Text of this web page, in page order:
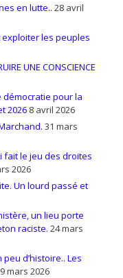
en lutte.. 28 avril
les peuples
UNE CONSCIENCE
démocratie pour la
2026 8 avril 2026
31 mars
fait le jeu des droites
2026
Un lourd passé et
un lieu porte
raciste. 24 mars
peu d’histoire.. Les
mars 2026